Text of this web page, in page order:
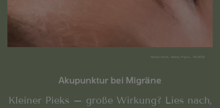
Adobe Stock, Andrey Popov , 96321351
Akupunktur bei Migräne
Kleiner Pieks – große Wirkung? Lies nach,